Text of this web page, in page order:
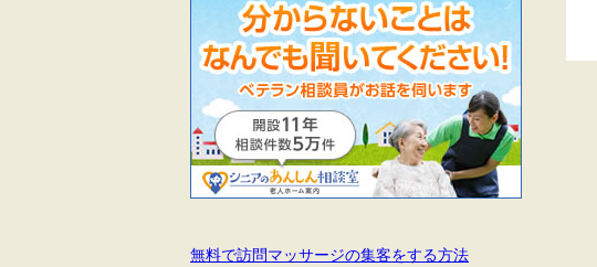
無料で訪問マッサージの集客をする方法